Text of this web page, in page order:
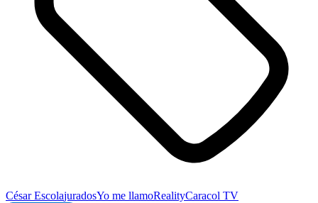
César EscolajuradosYo me llamoRealityCaracol TV